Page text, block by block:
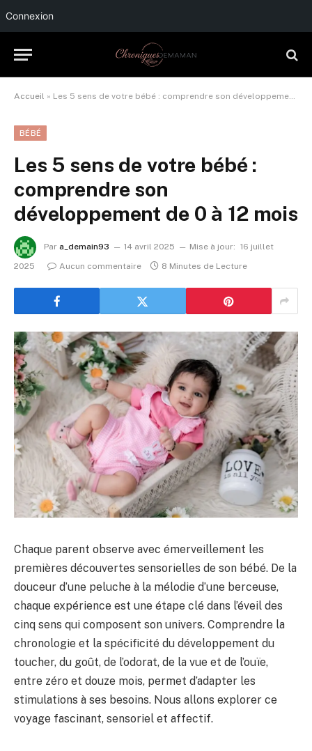
Connexion
Accueil » Les 5 sens de votre bébé : comprendre son développement de 0 à 12 mois
BÉBÉ
Les 5 sens de votre bébé :
comprendre son
développement de 0 à 12 mois
Par a_demain93 14 avril 2025 Mise à jour: 16 juillet
2025
Aucun commentaire 8 Minutes de Lecture
Chaque parent observe avec émerveillement les
premières découvertes sensorielles de son bébé. De la
douceur d’une peluche à la mélodie d’une berceuse,
chaque expérience est une étape clé dans l’éveil des
cinq sens qui composent son univers. Comprendre la
chronologie et la spécificité du développement du
toucher, du goût, de l’odorat, de la vue et de l’ouïe,
entre zéro et douze mois, permet d’adapter les
stimulations à ses besoins. Nous allons explorer ce
voyage fascinant, sensoriel et affectif.